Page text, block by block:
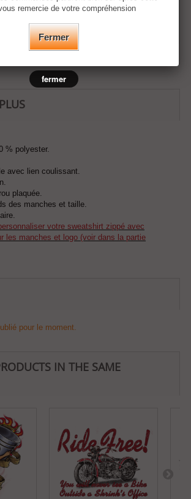
ma liste d'envies
% polyester.
avec lien coulissant.
plaquée.
des manches et taille.
votre sweatshirt zippé avec
les manches et logo (voir dans la partie
pour le moment.
IN THE SAME
remercie de votre compréhension
Fermer
fermer